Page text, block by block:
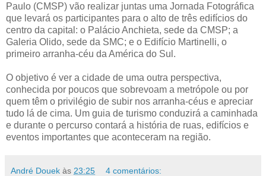
Paulo (CMSP) vão realizar juntas uma Jornada Fotográfica
que levará os participantes para o alto de três edifícios do
centro da capital: o Palácio Anchieta, sede da CMSP; a
Galeria Olido, sede da SMC; e o Edifício Martinelli, o
primeiro arranha-céu da América do Sul.
O objetivo é ver a cidade de uma outra perspectiva,
conhecida por poucos que sobrevoam a metrópole ou por
quem têm o privilégio de subir nos arranha-céus e apreciar
tudo lá de cima. Um guia de turismo conduzirá a caminhada
e durante o percurso contará a história de ruas, edifícios e
eventos importantes que aconteceram na região.
André Douek às 23:25 4 comentários: